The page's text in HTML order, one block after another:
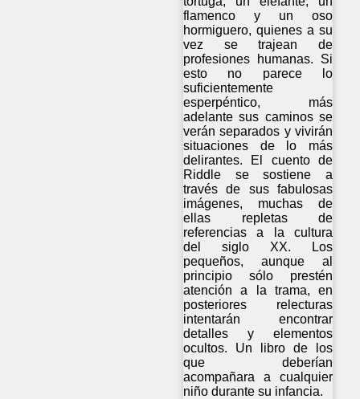
flamenco y un oso
hormiguero, quienes a su
vez se trajean de
profesiones humanas. Si
esto no parece lo
suficientemente
esperpéntico, más
adelante sus caminos se
verán separados y vivirán
situaciones de lo más
delirantes. El cuento de
Riddle se sostiene a
través de sus fabulosas
imágenes, muchas de
ellas repletas de
referencias a la cultura
del siglo XX. Los
pequeños, aunque al
principio sólo prestén
atención a la trama, en
posteriores relecturas
intentarán encontrar
detalles y elementos
ocultos. Un libro de los
que deberían
acompañara a cualquier
niño durante su infancia.